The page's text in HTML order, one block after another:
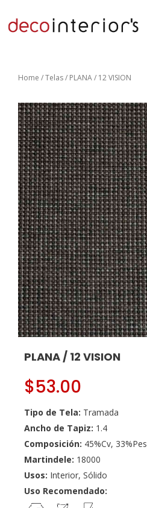
Home /Telas/ PLANA / 12 VISION
PLANA / 12 VISION
$53.00
Tipo de Tela: Tramada
Ancho de Tapiz: 1.4
Composición: 45%Cv,
Martindele: 18000
Usos: Interior, Sólido
Uso Recomendado: